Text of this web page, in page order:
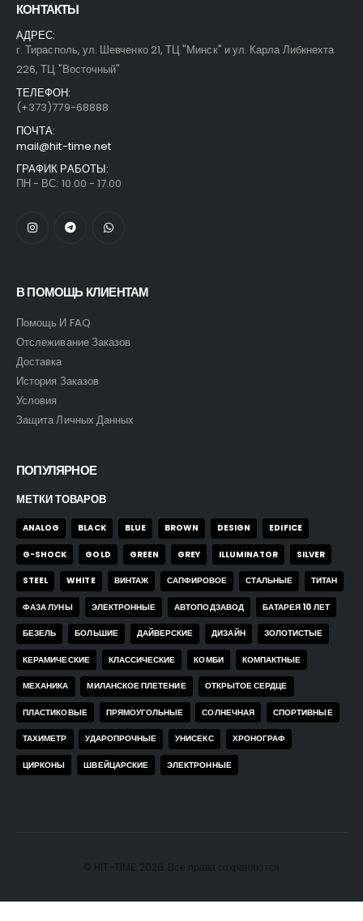
КОНТАКТЫ
АДРЕС:
г. Тирасполь, ул. Шевченко 21, ТЦ "Минск" и ул. Карла Либкнехта
226, ТЦ "Восточный"
ТЕЛЕФОН:
(+373)779-68888
ПОЧТА:
mail@hit-time.net
ГРАФИК РАБОТЫ:
ПН - ВС: 10.00 - 17.00
В ПОМОЩЬ КЛИЕНТАМ
Помощь И FAQ
Отслеживание Заказов
Доставка
История Заказов
Условия
Защита Личных Данных
ПОПУЛЯРНОЕ
МЕТКИ ТОВАРОВ
ANALOG BLACK BLUE BROWN DESIGN EDIFICE
G-SHOCK GOLD GREEN GREY ILLUMINATOR SILVER
STEEL WHITE ВИНТАЖ САПФИРОВОЕ СТАЛЬНЫЕ ТИТАН
ФАЗА ЛУНЫ ЭЛЕКТРОННЫЕ АВТОПОДЗАВОД БАТАРЕЯ 10 ЛЕТ
БЕЗЕЛЬ БОЛЬШИЕ ДАЙВЕРСКИЕ ДИЗАЙН ЗОЛОТИСТЫЕ
КЕРАМИЧЕСКИЕ КЛАССИЧЕСКИЕ КОМБИ КОМПАКТНЫЕ
МЕХАНИКА МИЛАНСКОЕ ПЛЕТЕНИЕ ОТКРЫТОЕ СЕРДЦЕ
ПЛАСТИКОВЫЕ ПРЯМОУГОЛЬНЫЕ СОЛНЕЧНАЯ СПОРТИВНЫЕ
ТАХИМЕТР УДАРОПРОЧНЫЕ УНИСЕКС ХРОНОГРАФ
ЦИРКОНЫ ШВЕЙЦАРСКИЕ ЭЛЕКТРОННЫЕ
© HIT-TIME. 2026. Все права сохраняются